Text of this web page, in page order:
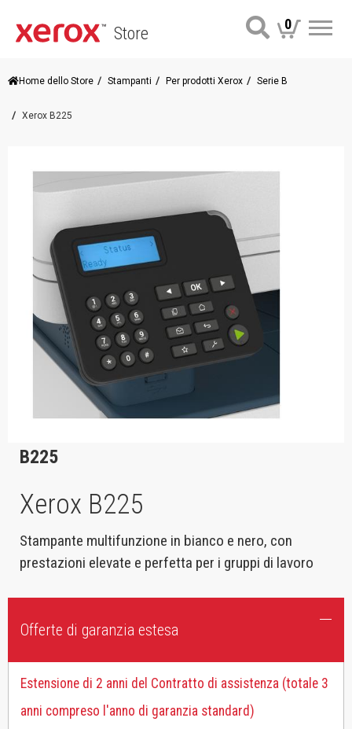
Store 0
Home dello Store Stampanti Per prodotti Xerox Serie B
Xerox B225
B225
Xerox B225
Stampante multifunzione in bianco e nero, con
prestazioni elevate e perfetta per i gruppi di lavoro
Offerte di garanzia estesa
Estensione di 2 anni del Contratto di assistenza (totale 3
anni compreso l'anno di garanzia standard)